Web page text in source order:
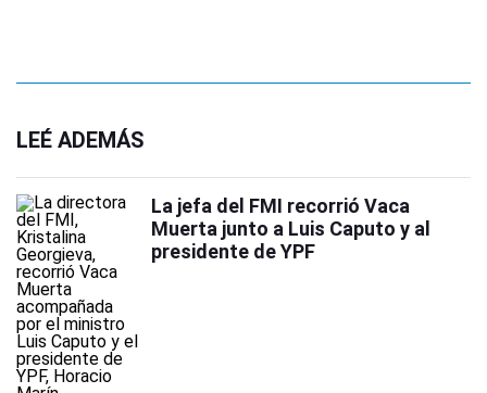
LEÉ ADEMÁS
La jefa del FMI recorrió Vaca
Muerta junto a Luis Caputo y al
presidente de YPF